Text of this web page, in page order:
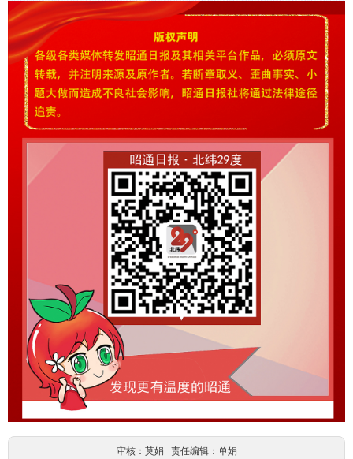
审核：莫娟 责任编辑：单娟